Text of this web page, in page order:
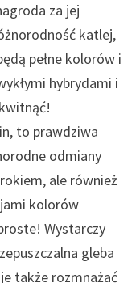
za jej
katlej,
pełne kolorów i
hybrydami i
to prawdziwa
odmiany
ale również
kolorów
Wystarczy
gleba
także rozmnażać